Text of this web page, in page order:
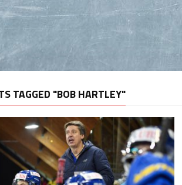
TAGGED "BOB HARTLEY"